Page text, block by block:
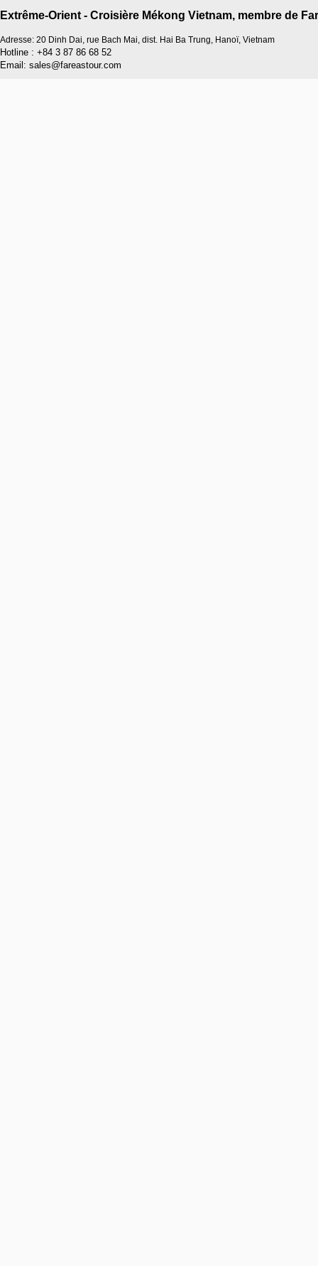
Extrême-Orient - Croisière Mékong Vietnam, membre de
Adresse: 20 Dinh Dai, rue Bach Mai, dist. Hai Ba Trung, Hanoï, Vietnam
Hotline : +84 3 87 86 68 52
Email: sales@fareastour.com